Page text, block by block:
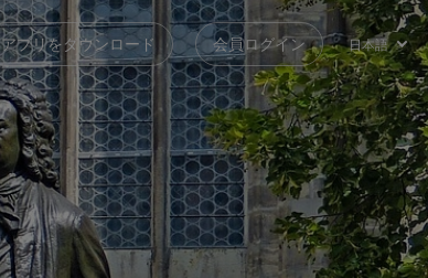
アプリをダウンロード 会員ログイン 日本語